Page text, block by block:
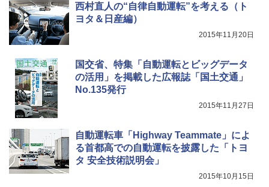
西村直人の“自律自動運転”を考える（ト
ヨタ＆日産編）
2015年11月20日
国交省、特集「自動運転とビッグデータ
の活用」を掲載した広報誌「国土交通」
No.135発行
2015年11月27日
自動運転車「Highway Teammate」によ
る首都高での自動運転を披露した「トヨ
タ 安全技術説明会」
2015年10月15日